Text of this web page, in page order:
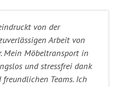
von der
Arbeit von
Mein Möbeltransport in
und stressfrei dank
Teams. Ich